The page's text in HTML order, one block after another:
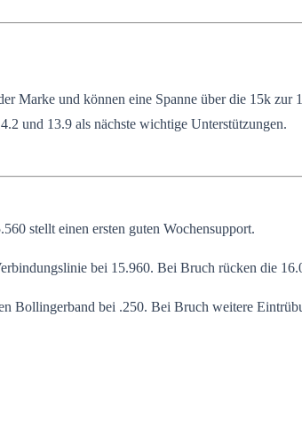
und können eine Spanne über die 15k zur
und 13.9 als nächste wichtige Unterstützungen.
stellt einen ersten guten Wochensupport.
bei 15.960. Bei Bruch rücken die
Bollingerband bei .250. Bei Bruch weitere